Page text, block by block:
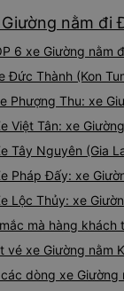
nằm đi
6 xe Giường nằm
Đức Thành (Kon
Phượng Thu: xe
Việt Tân: xe
Tây Nguyên (Gia
Pháp Đấy: xe
Lộc Thủy: xe
mà hàng khách
vé xe Giường nằm
dòng xe